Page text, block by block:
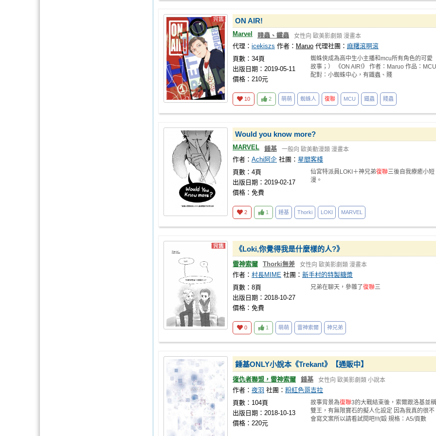
ON AIR!
Marvel 賤蟲、鐵蟲 女性向 歐美影劇類 漫畫本
代理： icekiszs 作者： Maruo 代理社團： 麻糬滾啊滾
頁數：34頁
出版日期：2019-05-11
價格：210元
蜘蛛俠成為高中生小主播和mcu所有角色的可愛
故事；） 《ON AIR!》 作者：Maruo 作品：MCU
配對：小蜘蛛中心，有鐵蟲、賤
10 2 萌萌 蜘蛛人 復聯 MCU 鐵蟲 賤蟲
Would you know more?
MARVEL 錘基 一般向 歐美動漫類 漫畫本
作者： Achi阿企 社團： 星間客棧
頁數：4頁
出版日期：2019-02-17
價格：免費
仙宮特派員LOKI＋神兄弟復聯三後自我療癒小短
漫。
2 1 錘基 Thorki LOKI MARVEL
《Loki,你覺得我是什麼樣的人?》
雷神索爾 Thorki無差 女性向 歐美影劇類 漫畫本
作者： 村長MIME 社團： 新手村的特製糖漿
頁數：8頁
出版日期：2018-10-27
價格：免費
兄弟在聊天，參雜了復聯三
0 1 萌萌 雷神索爾 神兄弟
錘基ONLY小說本《Trekant》【通販中】
復仇者聯盟，雷神索爾 錘基 女性向 歐美影劇類 小說本
作者： 夜羽 社團： 粉紅色哥吉拉
頁數：104頁
出版日期：2018-10-13
價格：220元
故事背景為復聯3的大戰結束後，索爾跟洛基並稱
雙王，有無限寶石的擬人化設定 因為我真的很不
會寫文案所以請看試閱吧!!!(毆 規格：A5/頁數